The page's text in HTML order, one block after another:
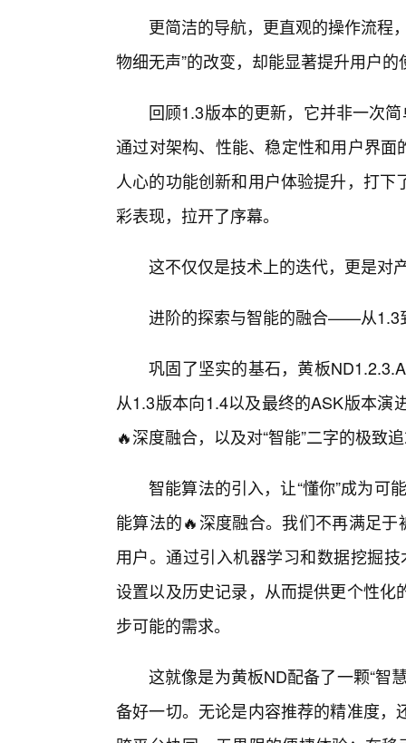
更简洁的导航，更直观的操作流程
物细无声”的改变，却能显著提升用户的
回顾1.3版本的更新，它并非一次
通过对架构、性能、稳定性和用户界
人心的功能创新和用户体验提升，打
彩表现，拉开了序幕。
这不仅仅是技术上的迭代，更是对
进阶的探索与智能的融合——从1.3
巩固了坚实的基石，黄板
从1.3版本向1.4以及最终的ASK版本演
🔥深度融合，以及对“智能”二字的极致
智能算法的引入，让“懂你”成为可
能算法的🔥深度融合。我们不再满足
用户。通过引入机器学习和数据挖掘
设置以及历史记录，从而提供更个性
步可能的需求。
这就像是为黄板ND配备了一颗“智
备好一切。无论是内容推荐的精准度